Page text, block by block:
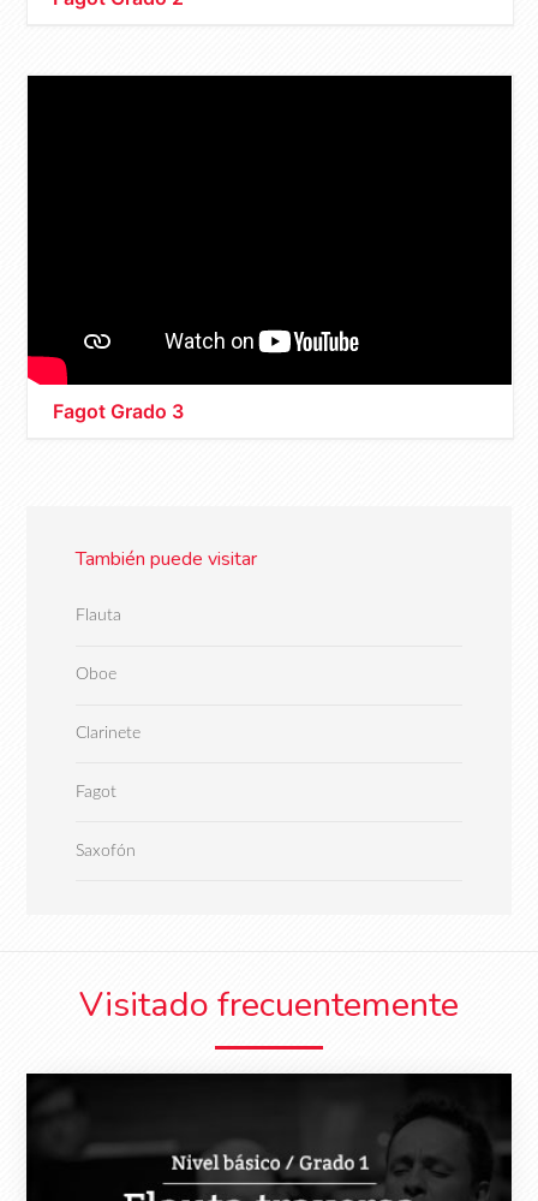
Fagot Grado 3
También puede visitar
Flauta
Oboe
Clarinete
Fagot
Saxofón
Visitado frecuentemente